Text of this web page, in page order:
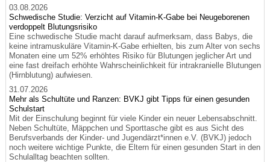
03.08.2026
Schwedische Studie: Verzicht auf Vitamin-K-Gabe bei Neugeborenen
verdoppelt Blutungsrisiko
Eine schwedische Studie macht darauf aufmerksam, dass Babys, die
keine intramuskuläre Vitamin-K-Gabe erhielten, bis zum Alter von sechs
Monaten eine um 52% erhöhtes Risiko für Blutungen jeglicher Art und
eine fast dreifach erhöhte Wahrscheinlichkeit für intrakranielle Blutungen
(Hirnblutung) aufwiesen.
31.07.2026
Mehr als Schultüte und Ranzen: BVKJ gibt Tipps für einen gesunden
Schulstart
Mit der Einschulung beginnt für viele Kinder ein neuer Lebensabschnitt.
Neben Schultüte, Mäppchen und Sporttasche gibt es aus Sicht des
Berufsverbands der Kinder- und Jugendärzt*innen e.V. (BVKJ) jedoch
noch weitere wichtige Punkte, die Eltern für einen gesunden Start in den
Schulalltag beachten sollten.